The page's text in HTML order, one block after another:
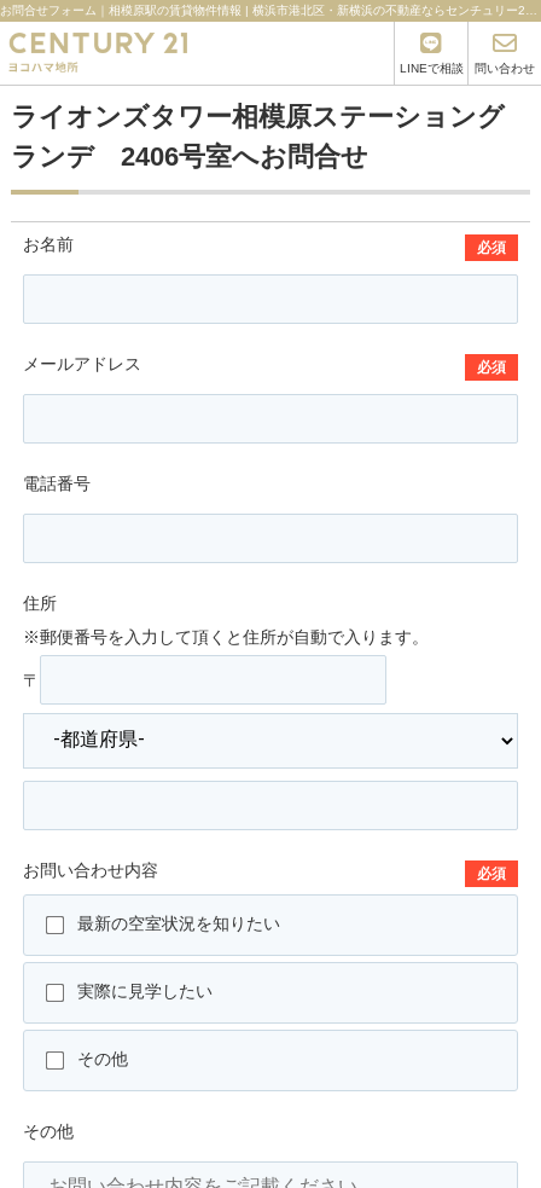
LINEで相談 問い合わせ
ライオンズタワー相模原ステーショング
ランデ 2406号室へお問合せ
お名前 必須
メールアドレス 必須
電話番号
住所
※郵便番号を入力して頂くと住所が自動で入ります。
〒
お問い合わせ内容 必須
最新の空室状況を知りたい
実際に見学したい
その他
その他